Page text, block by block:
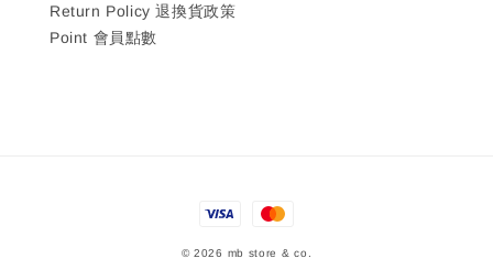
Return Policy 退換貨政策
Point 會員點數
© 2026 mb store & co.